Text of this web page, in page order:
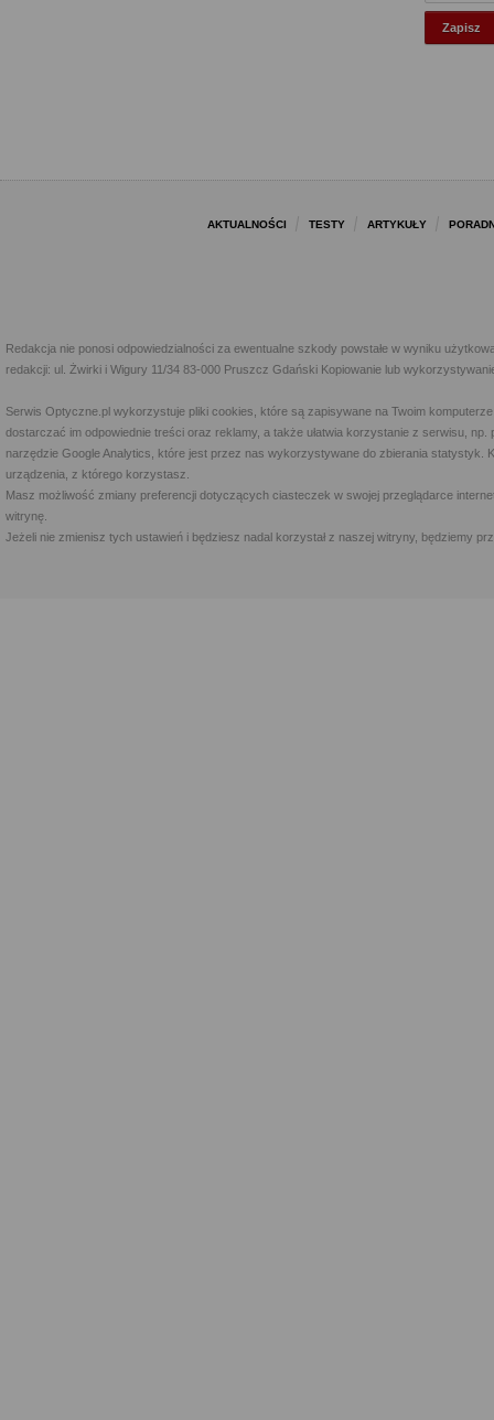
AKTUALNOŚCI TESTY ARTYKUŁY
Redakcja nie ponosi odpowiedzialności za ewentualne szkody powstałe w wyniku
redakcji: ul. Żwirki i Wigury 11/34 83-000 Pruszcz Gdański Kopiowanie lub
Serwis Optyczne.pl wykorzystuje pliki cookies, które są zapisywane na Twoim
dostarczać im odpowiednie treści oraz reklamy, a także ułatwia korzystanie z serwisu,
narzędzie Google Analytics, które jest przez nas wykorzystywane do zbierania statystyk.
urządzenia, z którego korzystasz.
Masz możliwość zmiany preferencji dotyczących ciasteczek w swojej przeglądarce
witrynę.
Jeżeli nie zmienisz tych ustawień i będziesz nadal korzystał z naszej witryny, będziemy